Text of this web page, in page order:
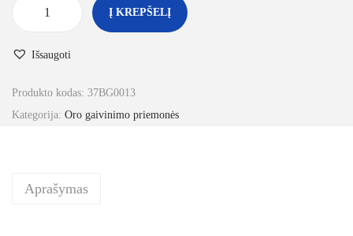
Į KREPŠELĮ
Išsaugoti
Produkto kodas: 37BG0013
Kategorija: Oro gaivinimo priemonės
Aprašymas